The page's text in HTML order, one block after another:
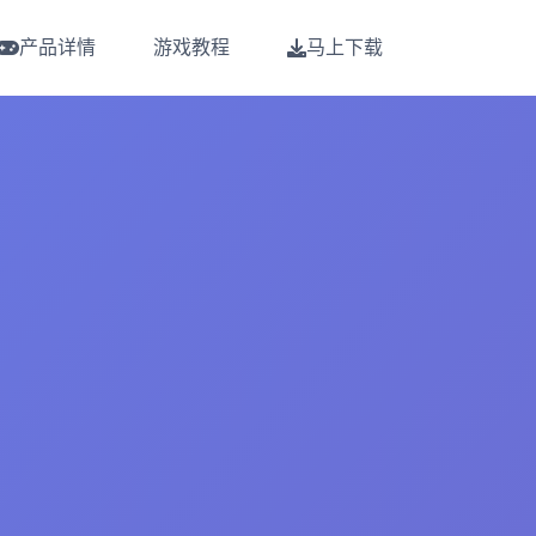
产品详情 游戏教程 马上下载